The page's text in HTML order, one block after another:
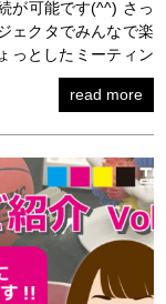
が可能です(^^) さっ
ェクタでみんなで楽
っとしたミーティン
read more